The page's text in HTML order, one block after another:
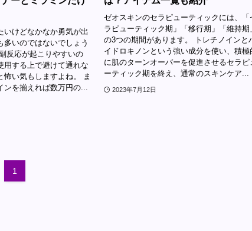
いけどなかなか勇気が出
いのではないでしょう
反応が起こりやすいの
用する上で避けて通れな
怖い気もしますよね。 ま
を揃えれば数万円の...
ゼオスキンのセラピューティックには、「
ラピューティック期」「移行期」「維持期
の3つの期間があります。 トレチノインと
イドロキノンという強い成分を使い、積極
に肌のターンオーバーを促進させるセラピ
ーティック期を終え、通常のスキンケア...
2023年7月12日
1